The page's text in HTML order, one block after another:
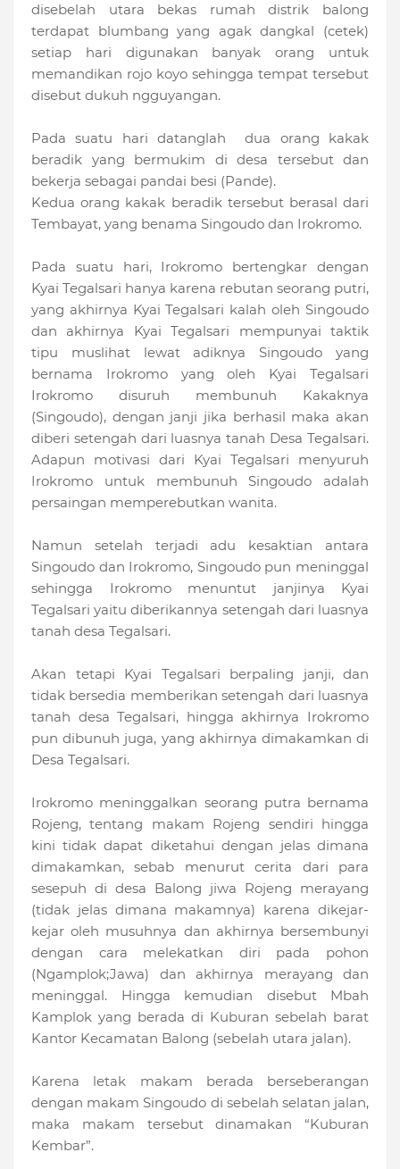
disebelah utara bekas rumah distrik balong
terdapat blumbang yang agak dangkal (cetek)
setiap hari digunakan banyak orang untuk
memandikan rojo koyo sehingga tempat tersebut
disebut dukuh ngguyangan.
Pada suatu hari datanglah dua orang kakak
beradik yang bermukim di desa tersebut dan
bekerja sebagai pandai besi (Pande).
Kedua orang kakak beradik tersebut berasal dari
Tembayat, yang benama Singoudo dan Irokromo.
Pada suatu hari, Irokromo bertengkar dengan
Kyai Tegalsari hanya karena rebutan seorang putri,
yang akhirnya Kyai Tegalsari kalah oleh Singoudo
dan akhirnya Kyai Tegalsari mempunyai taktik
tipu muslihat lewat adiknya Singoudo yang
bernama Irokromo yang oleh Kyai Tegalsari
Irokromo disuruh membunuh Kakaknya
(Singoudo), dengan janji jika berhasil maka akan
diberi setengah dari luasnya tanah Desa Tegalsari.
Adapun motivasi dari Kyai Tegalsari menyuruh
Irokromo untuk membunuh Singoudo adalah
persaingan memperebutkan wanita.
Namun setelah terjadi adu kesaktian antara
Singoudo dan Irokromo, Singoudo pun meninggal
sehingga Irokromo menuntut janjinya Kyai
Tegalsari yaitu diberikannya setengah dari luasnya
tanah desa Tegalsari.
Akan tetapi Kyai Tegalsari berpaling janji, dan
tidak bersedia memberikan setengah dari luasnya
tanah desa Tegalsari, hingga akhirnya Irokromo
pun dibunuh juga, yang akhirnya dimakamkan di
Desa Tegalsari.
Irokromo meninggalkan seorang putra bernama
Rojeng, tentang makam Rojeng sendiri hingga
kini tidak dapat diketahui dengan jelas dimana
dimakamkan, sebab menurut cerita dari para
sesepuh di desa Balong jiwa Rojeng merayang
(tidak jelas dimana makamnya) karena dikejar-
kejar oleh musuhnya dan akhirnya bersembunyi
dengan cara melekatkan diri pada pohon
(Ngamplok;Jawa) dan akhirnya merayang dan
meninggal. Hingga kemudian disebut Mbah
Kamplok yang berada di Kuburan sebelah barat
Kantor Kecamatan Balong (sebelah utara jalan).
Karena letak makam berada berseberangan
dengan makam Singoudo di sebelah selatan jalan,
maka makam tersebut dinamakan “Kuburan
Kembar”.